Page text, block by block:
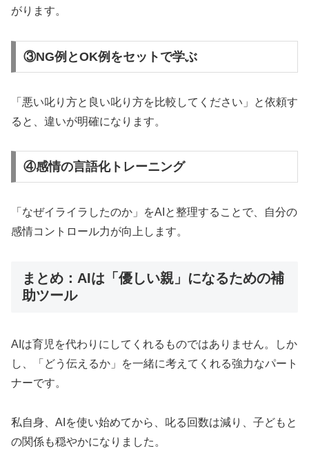
がります。
③NG例とOK例をセットで学ぶ
「悪い叱り方と良い叱り方を比較してください」と依頼す
ると、違いが明確になります。
④感情の言語化トレーニング
「なぜイライラしたのか」をAIと整理することで、自分の
感情コントロール力が向上します。
まとめ：AIは「優しい親」になるための補
助ツール
AIは育児を代わりにしてくれるものではありません。しか
し、「どう伝えるか」を一緒に考えてくれる強力なパート
ナーです。
私自身、AIを使い始めてから、叱る回数は減り、子どもと
の関係も穏やかになりました。